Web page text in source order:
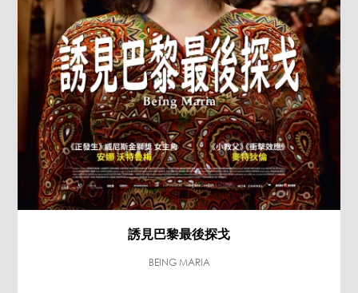
誘見巴黎最後探戈
BEING MARIA